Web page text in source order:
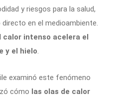
y riesgos para la salud,
en el medioambiente.
calor intenso acelera el
y el hielo.
examinó este fenómeno
cómo las olas de calor